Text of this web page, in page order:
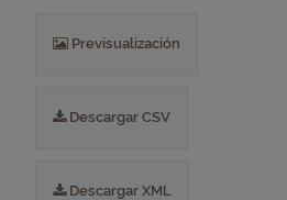
Previsualización
Descargar CSV
Descargar XML